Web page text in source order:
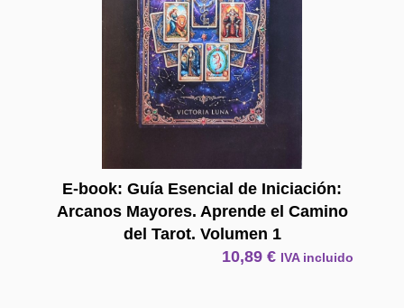
E-book: Guía Esencial de Iniciación:
Arcanos Mayores. Aprende el Camino
del Tarot. Volumen 1
10,89€ IVA incluido